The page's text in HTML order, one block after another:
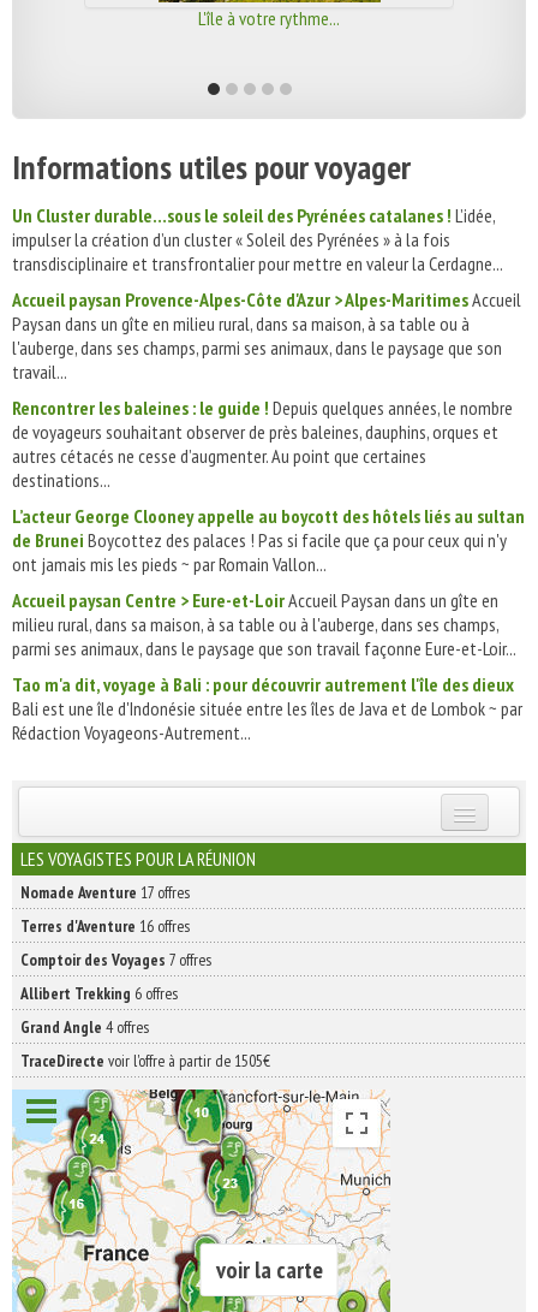
L'île à votre rythme...
Informations utiles pour voyager
Un Cluster durable…sous le soleil des Pyrénées catalanes ! L’idée,
impulser la création d’un cluster « Soleil des Pyrénées » à la fois
transdisciplinaire et transfrontalier pour mettre en valeur la Cerdagne...
Accueil paysan Provence-Alpes-Côte d'Azur > Alpes-MaritimesAccueil
Paysan dans un gîte en milieu rural, dans sa maison, à sa table ou à
l'auberge, dans ses champs, parmi ses animaux, dans le paysage que son
travail...
Rencontrer les baleines : le guide ! Depuis quelques années, le nombre
de voyageurs souhaitant observer de près baleines, dauphins, orques et
autres cétacés ne cesse d’augmenter. Au point que certaines
destinations...
L’acteur George Clooney appelle au boycott des hôtels liés au sultan
de Brunei Boycottez des palaces ! Pas si facile que ça pour ceux qui n'y
ont jamais mis les pieds ~ par Romain Vallon...
Accueil paysan Centre > Eure-et-LoirAccueil Paysan dans un gîte en
milieu rural, dans sa maison, à sa table ou à l'auberge, dans ses champs,
parmi ses animaux, dans le paysage que son travail façonne Eure-et-Loir...
Tao m'a dit, voyage à Bali : pour découvrir autrement l'île des dieux
Bali est une île d'Indonésie située entre les îles de Java et de Lombok ~ par
Rédaction Voyageons-Autrement...
INSCRIVEZ-VOUS | ABONNEZ-VOUS
LES VOYAGISTES POUR LA RÉUNION
Nomade Aventure 17 offres
Terres d'Aventure 16 offres
Comptoir des Voyages 7 offres
Allibert Trekking 6 offres
Grand Angle 4 offres
TraceDirecte voir l'offre à partir de 1505€
voir la carte